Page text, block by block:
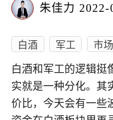
朱佳力 2022-
白酒 军工 市场
白酒和军工的逻辑挺
实就是一种分化。其
价比，今天会有一些